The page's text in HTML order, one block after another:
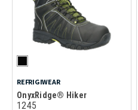
REFRIGIWEAR
OnyxRidge® Hiker
1245